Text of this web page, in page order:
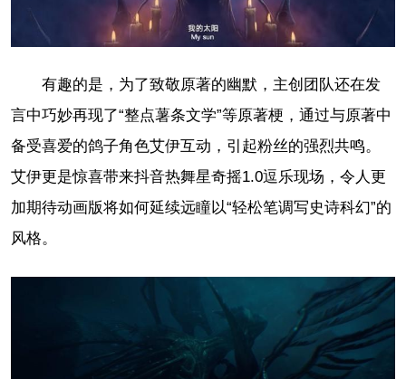
有趣的是，为了致敬原著的幽默，主创团队还在发
言中巧妙再现了“整点薯条文学”等原著梗，通过与原著中
备受喜爱的鸽子角色艾伊互动，引起粉丝的强烈共鸣。
艾伊更是惊喜带来抖音热舞星奇摇1.0逗乐现场，令人更
加期待动画版将如何延续远瞳以“轻松笔调写史诗科幻”的
风格。